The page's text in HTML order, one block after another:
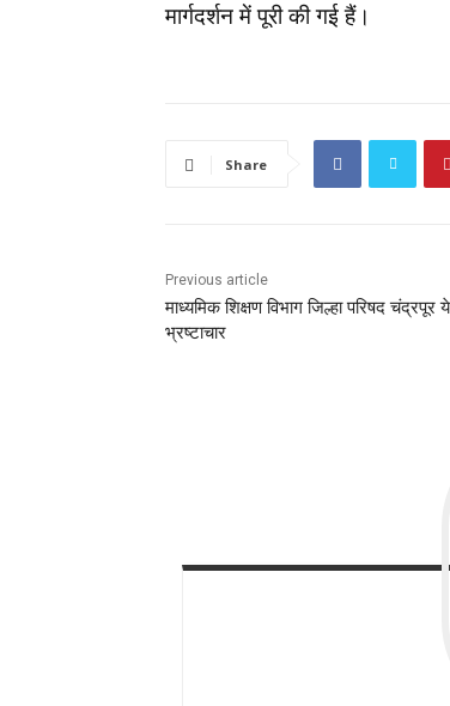
मार्गदर्शन में पूरी की गई हैं।
Share
Previous article
माध्यमिक शिक्षण विभाग जिल्हा परिषद
भ्रष्टाचार